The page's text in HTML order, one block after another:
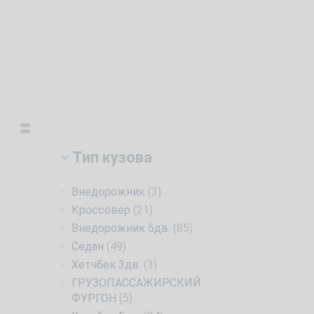
Тип кузова
Внедорожник (3)
Кроссовер (21)
Внедорожник 5дв. (85)
Седан (49)
Хетчбек 3дв. (3)
ГРУЗОПАССАЖИРСКИЙ
ФУРГОН (5)